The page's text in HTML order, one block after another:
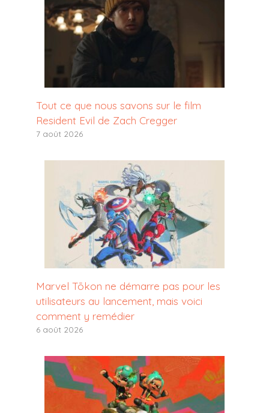
Tout ce que nous savons sur le film
Resident Evil de Zach Cregger
7 août 2026
Marvel Tōkon ne démarre pas pour les
utilisateurs au lancement, mais voici
comment y remédier
6 août 2026